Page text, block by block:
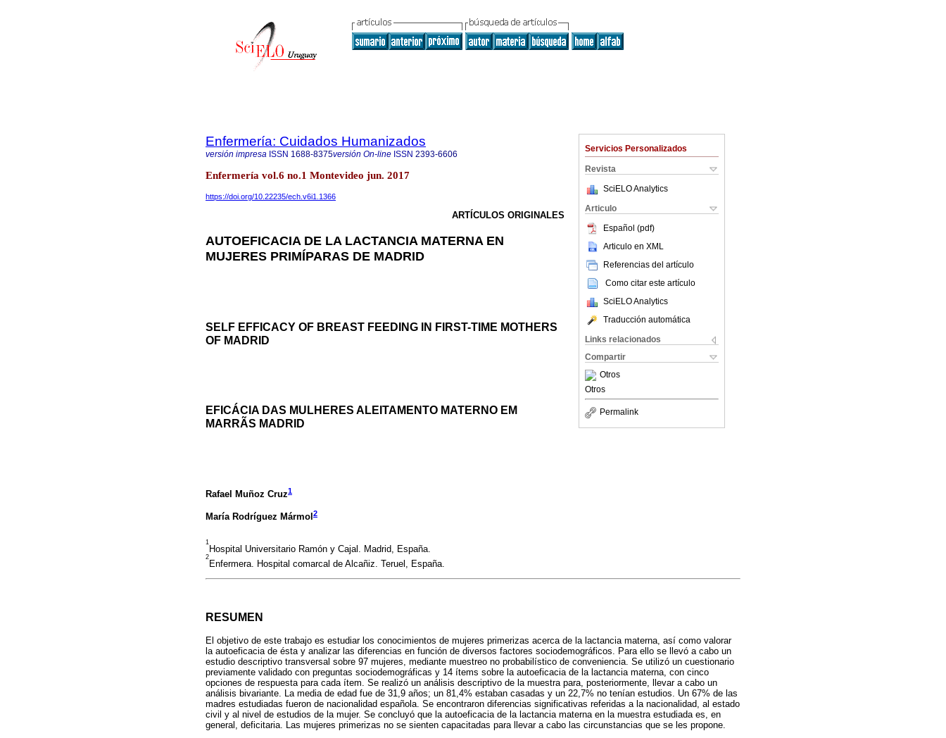
Servicios Personalizados
Revista
SciELO Analytics
Articulo
Español (pdf)
Articulo en XML
Referencias del artículo
Como citar este artículo
SciELO Analytics
Traducción automática
Links relacionados
Compartir
Otros
Otros
Permalink
Enfermería: Cuidados Humanizados
versión impresa ISSN 1688-8375versión On-line ISSN 2393-6606
Enfermería vol.6 no.1 Montevideo jun. 2017
https://doi.org/10.22235/ech.v6i1.1366
ARTÍCULOS ORIGINALES
AUTOEFICACIA DE LA LACTANCIA MATERNA EN
MUJERES PRIMÍPARAS DE MADRID
SELF EFFICACY OF BREAST FEEDING IN FIRST-TIME MOTHERS
OF MADRID
EFICÁCIA DAS MULHERES ALEITAMENTO MATERNO EM
MARRÃS MADRID
Rafael Muñoz Cruz1
María Rodríguez Mármol 2
1
Hospital Universitario Ramón y Cajal. Madrid, España.
2
Enfermera. Hospital comarcal de Alcañiz. Teruel, España.
RESUMEN
El objetivo de este trabajo es estudiar los conocimientos de mujeres primerizas acerca de la lactancia materna, así como valorar
la autoeficacia de ésta y analizar las diferencias en función de diversos factores sociodemográficos. Para ello se llevó a cabo un
estudio descriptivo transversal sobre 97 mujeres, mediante muestreo no probabilístico de conveniencia. Se utilizó un cuestionario
previamente validado con preguntas sociodemográficas y 14 ítems sobre la autoeficacia de la lactancia materna, con cinco
opciones de respuesta para cada ítem. Se realizó un análisis descriptivo de la muestra para, posteriormente, llevar a cabo un
análisis bivariante. La media de edad fue de 31,9 años; un 81,4% estaban casadas y un 22,7% no tenían estudios. Un 67% de las
madres estudiadas fueron de nacionalidad española. Se encontraron diferencias significativas referidas a la nacionalidad, al estado
civil y al nivel de estudios de la mujer. Se concluyó que la autoeficacia de la lactancia materna en la muestra estudiada es, en
general, deficitaria. Las mujeres primerizas no se sienten capacitadas para llevar a cabo las circunstancias que se les propone.